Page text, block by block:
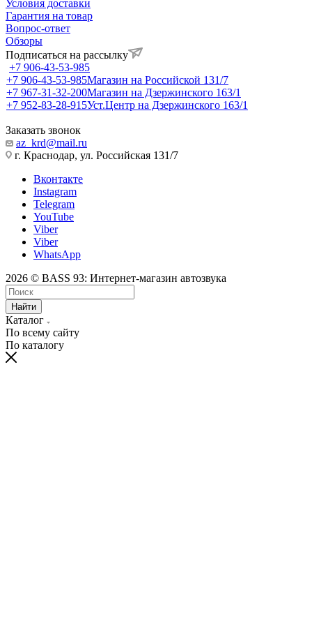
Условия доставки
Гарантия на товар
Вопрос-ответ
Обзоры
Подписаться на рассылку
+7 906-43-53-985
+7 906-43-53-985Магазин на Российской 131/7
+7 967-31-32-200Магазин на Дзержинского 163/1
+7 952-83-28-915Уст.Центр на Дзержинского 163/1
Заказать звонок
az_krd@mail.ru
г. Краснодар, ул. Российская 131/7
Вконтакте
Instagram
Telegram
YouTube
Viber
Viber
WhatsApp
2026 © BASS 93: Интернет-магазин автозвука
Найти
Каталог
По всему сайту
По каталогу